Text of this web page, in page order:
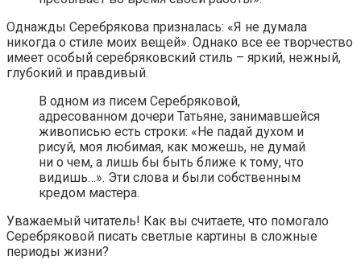
Однажды Серебрякова призналась: «Я не думала
никогда о стиле моих вещей». Однако все ее творчество
имеет особый серебряковский стиль – яркий, нежный,
глубокий и правдивый.
В одном из писем Серебряковой,
адресованном дочери Татьяне, занимавшейся
живописью есть строки: «Не падай духом и
рисуй, моя любимая, как можешь, не думай
ни о чем, а лишь бы быть ближе к тому, что
видишь…». Эти слова и были собственным
кредом мастера.
Уважаемый читатель! Как вы считаете, что помогало
Серебряковой писать светлые картины в сложные
периоды жизни?